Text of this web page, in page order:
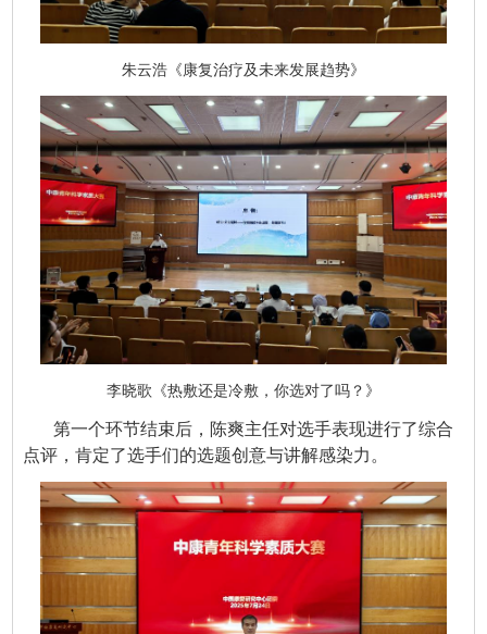
朱云浩《康复治疗及未来发展趋势》
李晓歌《热敷还是冷敷，你选对了吗？》
第一个环节结束后，陈爽主任对选手表现进行了综合
点评，肯定了选手们的选题创意与讲解感染力。